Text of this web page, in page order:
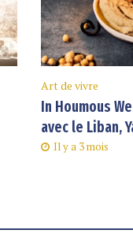
Art de vivre
In Houmous
avec le Liban,
Il y a 3 mois